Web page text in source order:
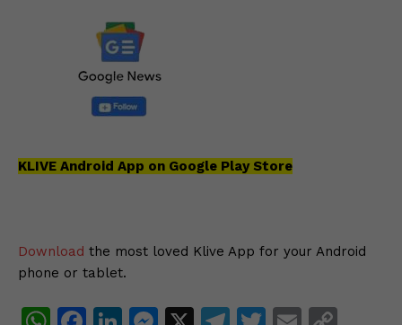
KLIVE Android App on Google Play Store
Download the most loved Klive App for your Android
phone or tablet.